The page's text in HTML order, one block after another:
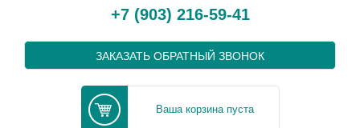
+7 (903) 216-59-41
ЗАКАЗАТЬ ОБРАТНЫЙ ЗВОНОК
Ваша корзина пуста